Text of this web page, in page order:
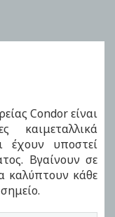
Condor είναι
καιμεταλλικά
έχουν υποστεί
Βγαίνουν σε
καλύπτουν κάθε